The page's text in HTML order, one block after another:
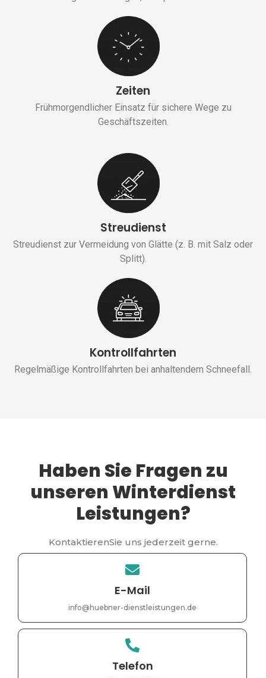
Zeiten
Frühmorgendlicher Einsatz für sichere Wege zu
Geschäftszeiten.
Streudienst
Streudienst zur Vermeidung von Glätte (z. B. mit Salz oder
Splitt).
Kontrollfahrten
Regelmäßige Kontrollfahrten bei anhaltendem Schneefall.
Haben Sie Fragen zu
unseren Winterdienst
Leistungen?
KontaktierenSie uns jederzeit gerne.
E-Mail
info@huebner-dienstleistungen.de
Telefon